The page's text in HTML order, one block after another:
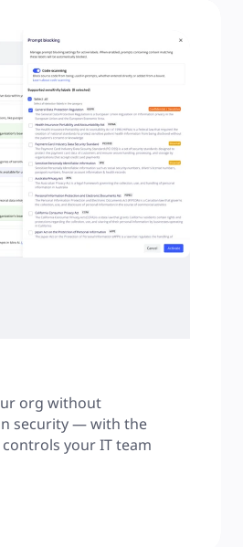
org without
security — with the
your IT team